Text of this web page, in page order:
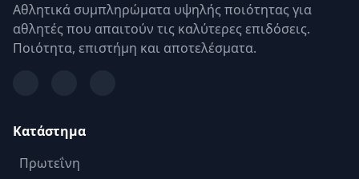
Αθλητικά συμπληρώματα υψηλής ποιότητας για
αθλητές που απαιτούν τις καλύτερες επιδόσεις.
Ποιότητα, επιστήμη και αποτελέσματα.
Κατάστημα
Πρωτεΐνη